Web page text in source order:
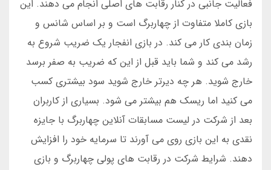
فعالیت جانبی در کنار رقابت های اصلی انجام می دهند. این
بازی کاملا متفاوت از چهاربرگ است و بر اساس شانس و
زمان بندی کار می کند. در بازی انفجار یک ضریب شروع به
رشد می کند و شما باید قبل از این که ضریب به صفر برسد
خارج شوید. هر چه دیرتر خارج شوید سود بیشتری کسب
می کنید اما ریسک هم بیشتر می شود. بسیاری از کاربران
بعد از شرکت در لیست مسابقات آنلاین چهاربرگ با جایزه
نقدی به این بازی روی می آورند تا سرمایه خود را افزایش
دهند. شرایط شرکت در رقابت های پولی چهاربرگ و بازی